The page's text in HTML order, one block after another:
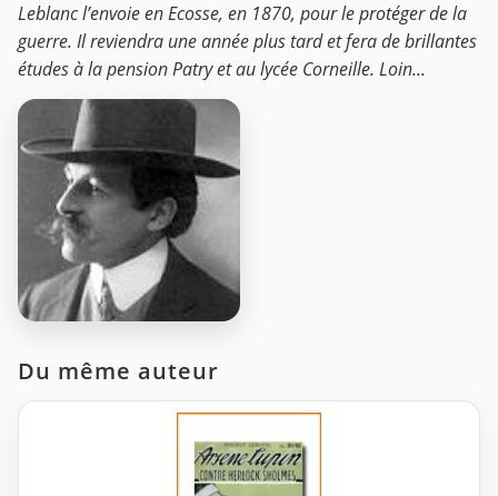
Leblanc l’envoie en Ecosse, en 1870, pour le protéger de la
guerre. Il reviendra une année plus tard et fera de brillantes
études à la pension Patry et au lycée Corneille. Loin...
Du même auteur